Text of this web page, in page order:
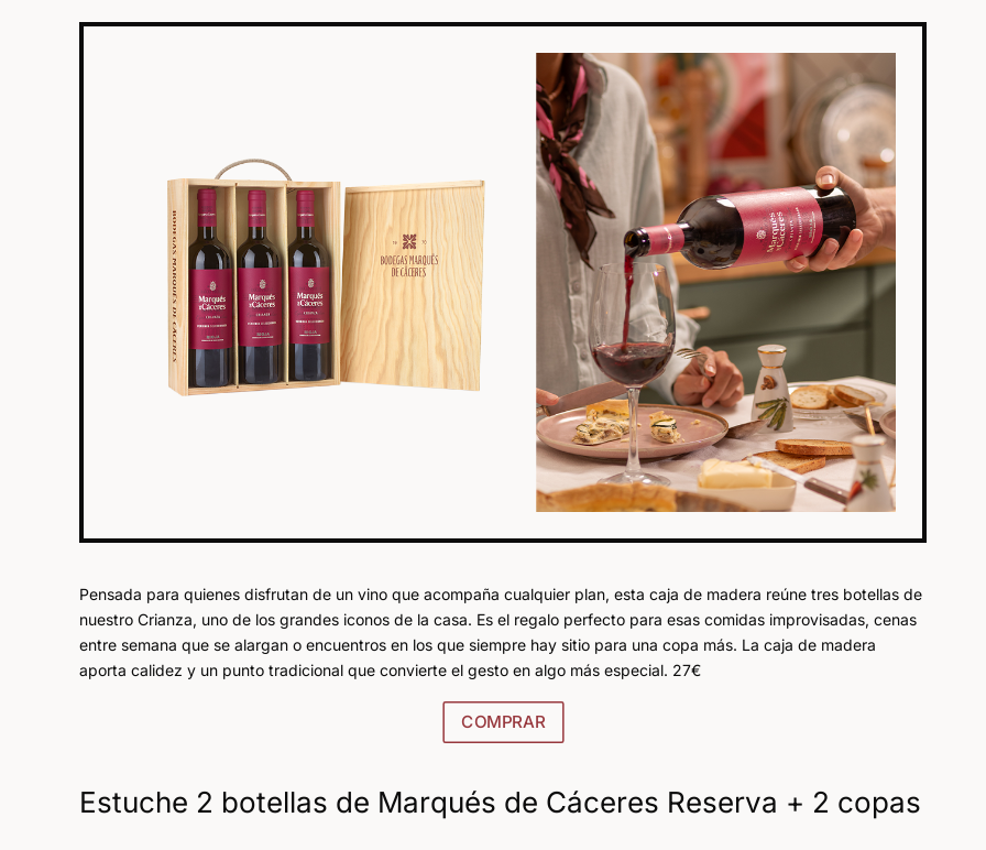
Pensada para quienes disfrutan de un vino que acompaña cualquier plan, esta caja de madera reúne tres botellas de
nuestro Crianza, uno de los grandes iconos de la casa. Es el regalo perfecto para esas comidas improvisadas, cenas
entre semana que se alargan o encuentros en los que siempre hay sitio para una copa más. La caja de madera
aporta calidez y un punto tradicional que convierte el gesto en algo más especial. 27€
COMPRAR
Estuche 2 botellas de Marqués de Cáceres Reserva + 2 copas